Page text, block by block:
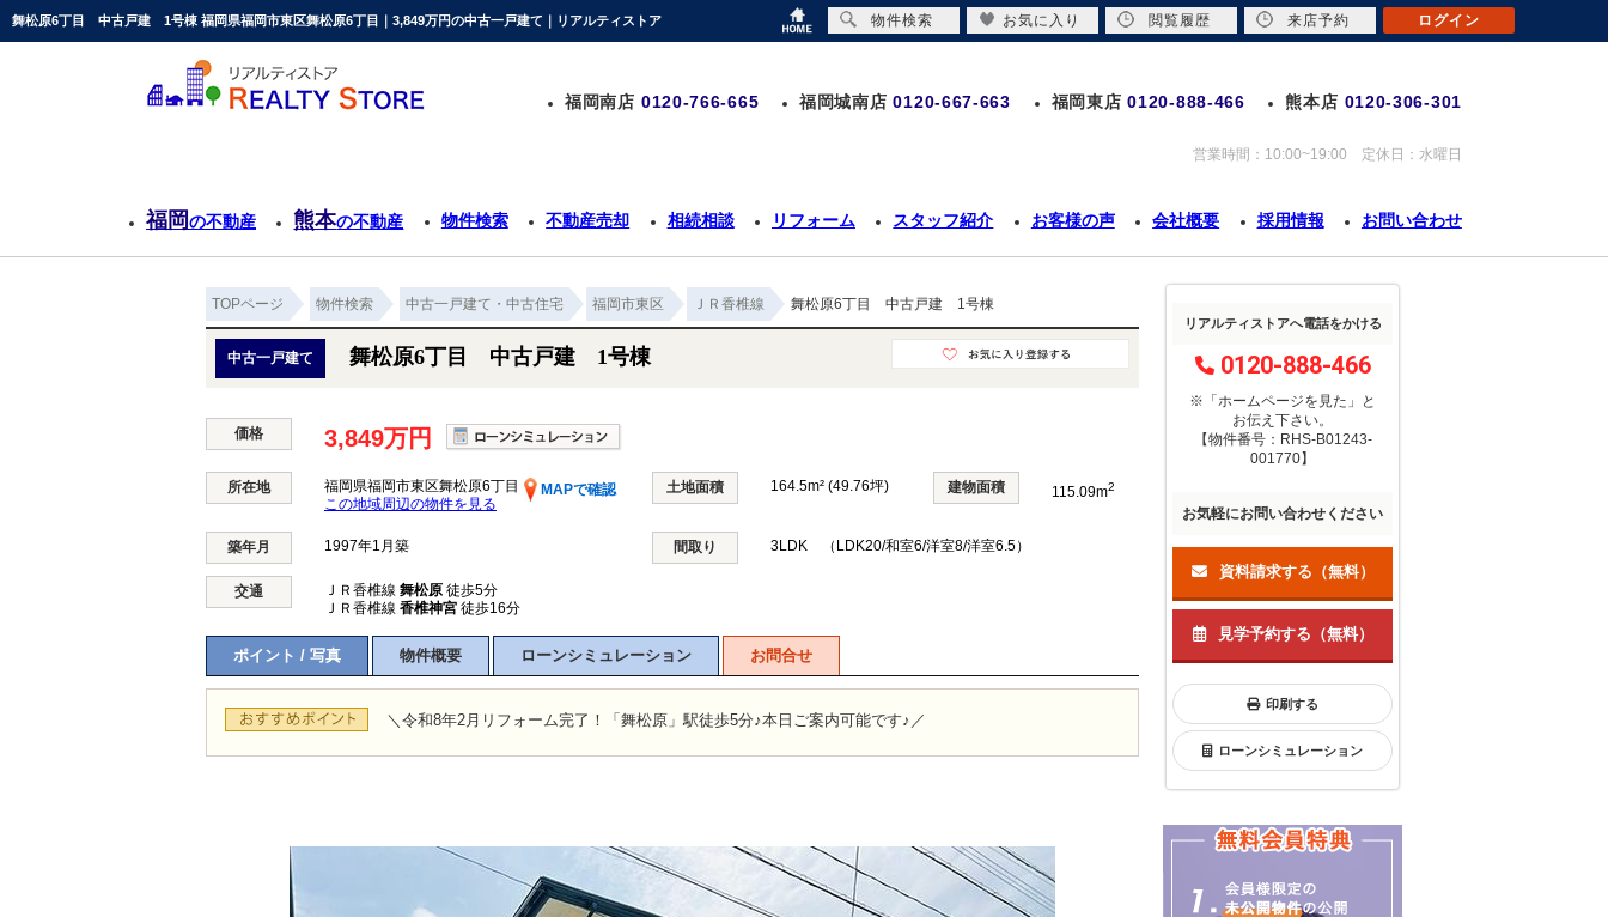
舞松原6丁目 中古戸建 1号棟 福岡県福岡市東区舞松原6丁目｜3,849万円の中古一戸建て｜リアルティストア
福岡南店 0120-766-665 福岡城南店 0120-667-663 福岡東店 0120-888-466 熊本店 0120-306-301
営業時間：10:00~19:00 定休日：水曜日
福岡の不動産 熊本の不動産 物件検索 不動産売却 相続相談 リフォーム スタッフ紹介 お客様の声 会社概要 採用情報 お問い合わせ
TOPページ 物件検索 中古一戸建て・中古住宅 福岡市東区 ＪＲ香椎線 舞松原6丁目 中古戸建 1号棟
中古一戸建て 舞松原6丁目 中古戸建 1号棟
価格 3,849万円
所在地 福岡県福岡市東区舞松原6丁目
MAPで確認
この地域周辺の物件を見る
土地面積 164.5m² (49.76坪) 建物面積 115.09m2
築年月 1997年1月築 間取り 3LDK （LDK20/和室6/洋室8/洋室6.5）
交通 ＪＲ香椎線 舞松原 徒歩5分
ＪＲ香椎線 香椎神宮 徒歩16分
ポイント / 写真 物件概要 ローンシミュレーション お問合せ
＼令和8年2月リフォーム完了！「舞松原」駅徒歩5分♪本日ご案内可能です♪／
リアルティストアへ電話をかける
0120-888-466
※「ホームページを見た」
と
お伝え下さい。
【物件番号：RHS-B01243-
001770】
お気軽にお問い合わせください
資料請求する（無料）
見学予約する（無料）
印刷する
ローンシミュレーション
物件検索 お気に入り 閲覧履歴 来店予約 ログイン